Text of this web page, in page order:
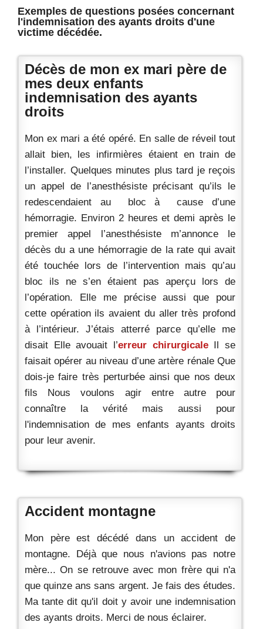
Exemples de questions posées concernant
l'indemnisation des ayants droits d'une
victime décédée.
Décès de mon ex mari père de
mes deux enfants
indemnisation des ayants
droits
Mon ex mari a été opéré. En salle de réveil tout
allait bien, les infirmières étaient en train de
l’installer. Quelques minutes plus tard je reçois
un appel de l’anesthésiste précisant qu’ils le
redescendaient au bloc à cause d’une
hémorragie. Environ 2 heures et demi après le
premier appel l’anesthésiste m’annonce le
décès du a une hémorragie de la rate qui avait
été touchée lors de l’intervention mais qu’au
bloc ils ne s’en étaient pas aperçu lors de
l’opération. Elle me précise aussi que pour
cette opération ils avaient du aller très profond
à l’intérieur. J’étais atterré parce qu’elle me
disait Elle avouait l’erreur chirurgicale
Il se
faisait opérer au niveau d’une artère rénale Que
dois-je faire très perturbée ainsi que nos deux
fils Nous voulons agir entre autre pour
connaître la vérité mais aussi pour
l'indemnisation de mes enfants ayants droits
pour leur avenir.
Accident montagne
Mon père est décédé dans un accident de
montagne. Déjà que nous n'avions pas notre
mère... On se retrouve avec mon frère qui n'a
que quinze ans sans argent. Je fais des études.
Ma tante dit qu'il doit y avoir une indemnisation
des ayants droits. Merci de nous éclairer.